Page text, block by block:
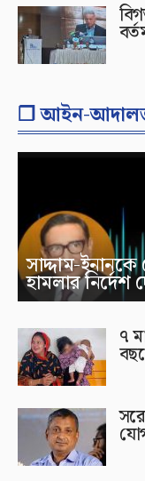
❐ আইন-
সাদ্দাম-
হামলার
৭